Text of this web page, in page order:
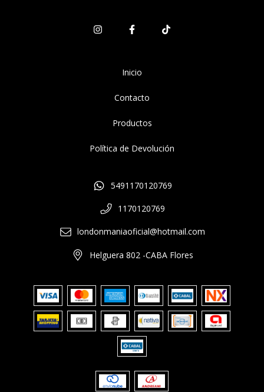
Inicio
Contacto
Productos
Política de Devolución
5491170120769
1170120769
londonmaniaoficial@hotmail.com
Helguera 802 -CABA Flores